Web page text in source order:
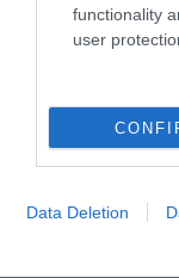
functionality
user
Data Deletion